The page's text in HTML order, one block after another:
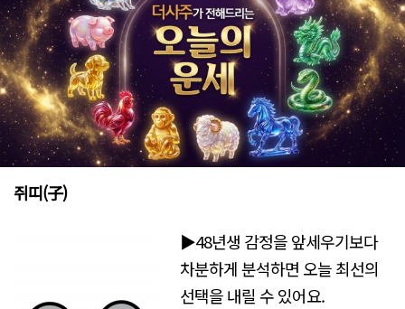
쥐띠(子)
▶48년생 감정을 앞세우기보다
차분하게 분석하면 오늘 최선의
선택을 내릴 수 있어요.